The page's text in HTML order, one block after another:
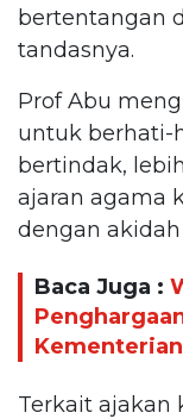
bertentangan
tandasnya.
Prof Abu
untuk berhati-
bertindak,
ajaran agama
dengan
Baca Juga :
Terkait ajakan